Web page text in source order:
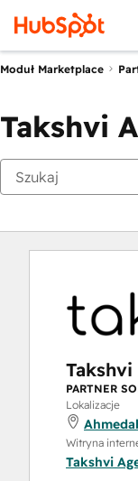
Moduł Marketplace
Takshvi
PARTNER
Lokalizacje
Witryna
Takshvi